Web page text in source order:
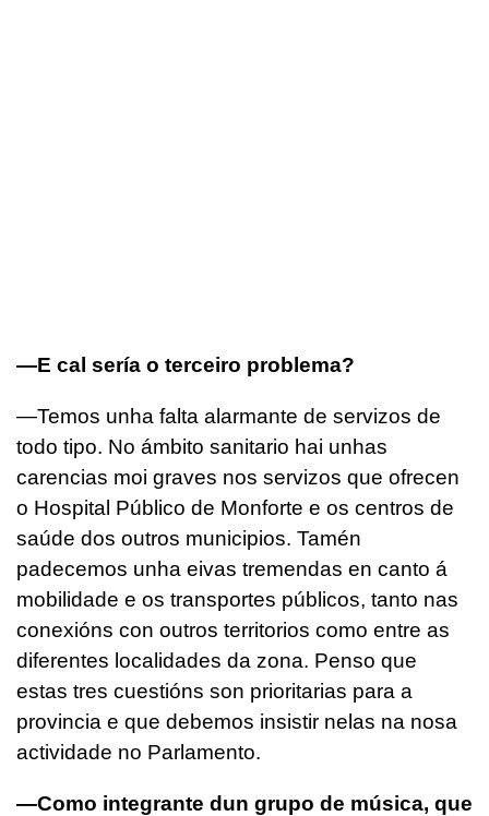
—E cal sería o terceiro problema?
—Temos unha falta alarmante de servizos de
todo tipo. No ámbito sanitario hai unhas
carencias moi graves nos servizos que ofrecen
o Hospital Público de Monforte e os centros de
saúde dos outros municipios. Tamén
padecemos unha eivas tremendas en canto á
mobilidade e os transportes públicos, tanto nas
conexións con outros territorios como entre as
diferentes localidades da zona. Penso que
estas tres cuestións son prioritarias para a
provincia e que debemos insistir nelas na nosa
actividade no Parlamento.
—Como integrante dun grupo de música, que